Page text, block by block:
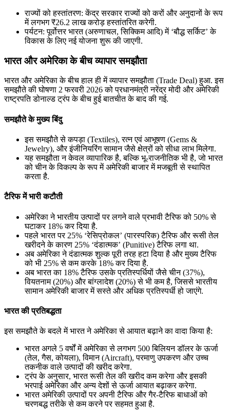
राज्यों को हस्तांतरण: केंद्र सरकार राज्यों को करों और अनुदानों के रूप
में लगभग ₹26.2 लाख करोड़ हस्तांतरित करेगी.
पर्यटन: पूर्वोत्तर भारत (अरुणाचल, सिक्किम आदि) में ‘बौद्ध सर्किट’ के
विकास के लिए नई योजना शुरू की जाएगी.
भारत और अमेरिका के बीच व्यापार समझौता
भारत और अमेरिका के बीच हाल ही में व्यापार समझौता (Trade Deal) हुआ. इस
समझौते की घोषणा 2 फरवरी 2026 को प्रधानमंत्री नरेंद्र मोदी और अमेरिकी
राष्ट्रपति डोनाल्ड ट्रंप के बीच हुई बातचीत के बाद की गई.
समझौते के मुख्य बिंदु
इस समझौते से कपड़ा (Textiles), रत्न एवं आभूषण (Gems &
Jewelry), और इंजीनियरिंग सामान जैसे क्षेत्रों को सीधा लाभ मिलेगा.
यह समझौता न केवल व्यापारिक है, बल्कि भू-राजनीतिक भी है, जो भारत
को चीन के विकल्प के रूप में अमेरिकी बाजार में मजबूती से स्थापित
करता है.
टैरिफ में भारी कटौती
अमेरिका ने भारतीय उत्पादों पर लगने वाले प्रभावी टैरिफ को 50% से
घटाकर 18% कर दिया है.
पहले भारत पर 25% ‘रेसिप्रोकल’ (पारस्परिक) टैरिफ और रूसी तेल
खरीदने के कारण 25% ‘दंडात्मक’ (Punitive) टैरिफ लगा था.
अब अमेरिका ने दंडात्मक शुल्क पूरी तरह हटा दिया है और मुख्य टैरिफ
को भी 25% से कम करके 18% कर दिया है.
अब भारत का 18% टैरिफ उसके प्रतिस्पर्धियों जैसे चीन (37%),
वियतनाम (20%) और बांग्लादेश (20%) से भी कम है, जिससे भारतीय
सामान अमेरिकी बाजार में सस्ते और अधिक प्रतिस्पर्धी हो जाएंगे.
भारत की प्रतिबद्धता
इस समझौते के बदले में भारत ने अमेरिका से आयात बढ़ाने का वादा किया है:
भारत अगले 5 वर्षों में अमेरिका से लगभग 500 बिलियन डॉलर के ऊर्जा
(तेल, गैस, कोयला), विमान (Aircraft), परमाणु उपकरण और उच्च
तकनीक वाले उत्पादों की खरीद करेगा.
ट्रंप के अनुसार, भारत रूसी तेल की खरीद कम करेगा और इसकी
भरपाई अमेरिका और अन्य देशों से ऊर्जा आयात बढ़ाकर करेगा.
भारत अमेरिकी उत्पादों पर अपनी टैरिफ और गैर-टैरिफ बाधाओं को
चरणबद्ध तरीके से कम करने पर सहमत हुआ है.